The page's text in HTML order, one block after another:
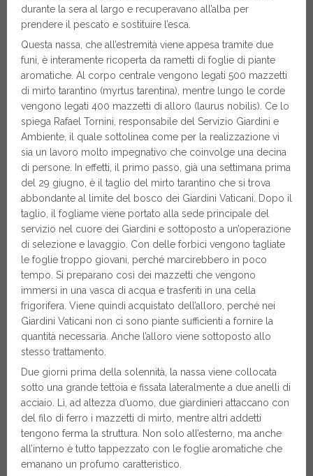
durante la sera al largo e recuperavano all’alba per
prendere il pescato e sostituire l’esca.
Questa nassa, che all’estremità viene appesa tramite due
funi, è interamente ricoperta da rametti di foglie di piante
aromatiche. Al corpo centrale vengono legati 500 mazzetti
di mirto tarantino (myrtus tarentina), mentre lungo le corde
vengono legati 400 mazzetti di alloro (laurus nobilis). Ce lo
spiega Rafael Tornini, responsabile del Servizio Giardini e
Ambiente, il quale sottolinea come per la realizzazione vi
sia un lavoro molto impegnativo che coinvolge una decina
di persone. In effetti, il primo passo, già una settimana prima
del 29 giugno, è il taglio del mirto tarantino che si trova
abbondante al limite del bosco dei Giardini Vaticani. Dopo il
taglio, il fogliame viene portato alla sede principale del
servizio nel cuore dei Giardini e sottoposto a un’operazione
di selezione e lavaggio. Con delle forbici vengono tagliate
le foglie troppo giovani, perché marcirebbero in poco
tempo. Si preparano così dei mazzetti che vengono
immersi in una vasca di acqua e trasferiti in una cella
frigorifera. Viene quindi acquistato dell’alloro, perché nei
Giardini Vaticani non ci sono piante sufficienti a fornire la
quantità necessaria. Anche l’alloro viene sottoposto allo
stesso trattamento.
Due giorni prima della solennità, la nassa viene collocata
sotto una grande tettoia e fissata lateralmente a due anelli di
acciaio. Lì, ad altezza d’uomo, due giardinieri attaccano con
del filo di ferro i mazzetti di mirto, mentre altri addetti
tengono ferma la struttura. Non solo all’esterno, ma anche
all’interno è tutto tappezzato con le foglie aromatiche che
emanano un profumo caratteristico.